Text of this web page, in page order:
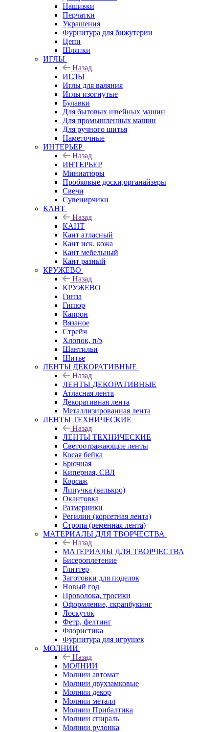
Нашивки
Перчатки
Украшения
Фурнитура для бижутерии
Цепи
Шляпки
ИГЛЫ
Назад
ИГЛЫ
Иглы для валяния
Иглы изогнутые
Булавки
Для бытовых швейных машин
Для промышленных машин
Для ручного шитья
Наметочные
ИНТЕРЬЕР
Назад
ИНТЕРЬЕР
Миниатюры
Пробковые доски,органайзеры
Свечи
Сувенирчики
КАНТ
Назад
КАНТ
Кант атласный
Кант иск. кожа
Кант мебельный
Кант разный
КРУЖЕВО
Назад
КРУЖЕВО
Гинза
Гипюр
Капрон
Вязаное
Стрейч
Хлопок, п/э
Шантильи
Шитье
ЛЕНТЫ ДЕКОРАТИВНЫЕ
Назад
ЛЕНТЫ ДЕКОРАТИВНЫЕ
Атласная лента
Декоративная лента
Металлизированная лента
ЛЕНТЫ ТЕХНИЧЕСКИЕ
Назад
ЛЕНТЫ ТЕХНИЧЕСКИЕ
Светоотражающие ленты
Косая бейка
Брючная
Киперная, СВЛ
Корсаж
Липучка (велькро)
Окантовка
Размерники
Регилин (корсетная лента)
Стропа (ременная лента)
МАТЕРИАЛЫ ДЛЯ ТВОРЧЕСТВА
Назад
МАТЕРИАЛЫ ДЛЯ ТВОРЧЕСТВА
Бисероплетение
Глиттер
Заготовки для поделок
Новый год
Проволока, тросики
Оформление, скрапбукинг
Лоскуток
Фетр, фелтинг
Флористика
Фурнитура для игрушек
МОЛНИИ
Назад
МОЛНИИ
Молнии автомат
Молнии двухзамковые
Молнии декор
Молнии металл
Молнии Прибалтика
Молнии спираль
Молнии рулонка